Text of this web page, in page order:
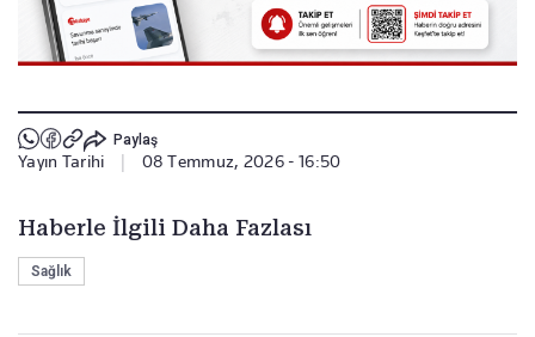
Paylaş
Yayın Tarihi 08 Temmuz, 2026 - 16:50
Haberle İlgili Daha Fazlası
Sağlık